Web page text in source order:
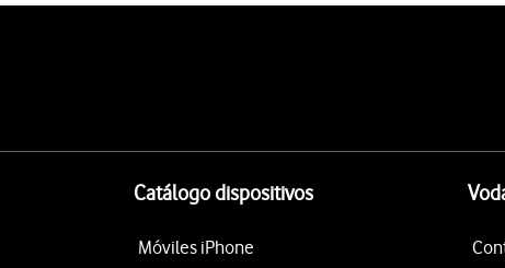
Catálogo dispositivos
Móviles iPhone